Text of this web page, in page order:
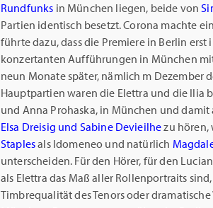
Rundfunks in München liegen, beide von
Partien identisch besetzt. Corona machte
führte dazu, dass die Premiere in Berlin
konzertanten Aufführungen in München
neun Monate später, nämlich m Dezember
Hauptpartien waren die Elettra und die Ilia
und Anna Prohaska, in München und
Elsa Dreisig und Sabine Devieilhezu hören,
Staplesals Idomeneo und natürlich
unterscheiden. Für den Hörer, für den
als Elettra das Maß aller Rollenportraits
Timbrequalität des Tenors oder